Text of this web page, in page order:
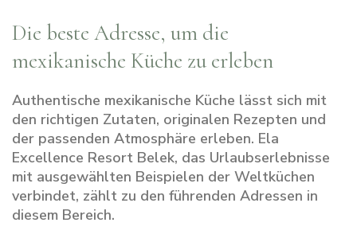
Die beste Adresse, um die
mexikanische Küche zu erleben
Authentische mexikanische Küche lässt sich mit
den richtigen Zutaten, originalen Rezepten und
der passenden Atmosphäre erleben. Ela
Excellence Resort Belek, das Urlaubserlebnisse
mit ausgewählten Beispielen der Weltküchen
verbindet, zählt zu den führenden Adressen in
diesem Bereich.